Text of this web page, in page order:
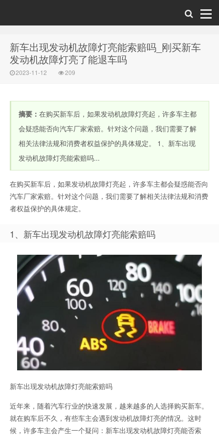
新车出现发动机故障灯亮能索赔吗_刚买新车
发动机故障灯亮了能退车吗
2023-11-12 209
摘要： 在购买新车后，如果发动机故障灯亮起，许多车主都
会疑惑能否向汽车厂家索赔。针对这个问题，我们需要了解
相关法律法规和消费者权益保护的具体规定。 1、新车出现
发动机故障灯亮能索赔吗...
在购买新车后，如果发动机故障灯亮起，许多车主都会疑惑能否向
汽车厂家索赔。针对这个问题，我们需要了解相关法律法规和消费
者权益保护的具体规定。
1、新车出现发动机故障灯亮能索赔吗
新车出现发动机故障灯亮能索赔吗
近年来，随着汽车行业的快速发展，越来越多的人选择购买新车。
就在购车后不久，有些车主会遇到发动机故障灯亮的情况。这时
候，许多车主会产生一个疑问：新车出现发动机故障灯亮能否索